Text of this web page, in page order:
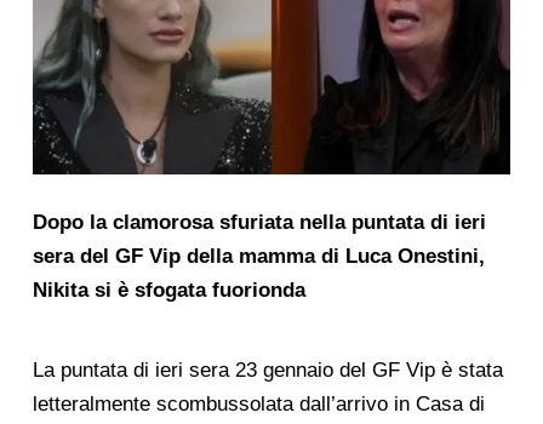
Dopo la clamorosa sfuriata nella puntata di ieri
sera del GF Vip della mamma di Luca Onestini,
Nikita si è sfogata fuorionda
La puntata di ieri sera 23 gennaio del GF Vip è stata
letteralmente scombussolata dall’arrivo in Casa di